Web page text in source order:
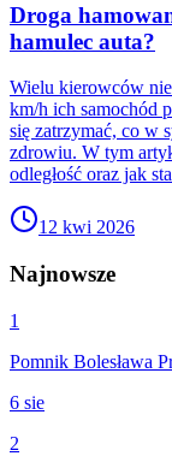
Droga
hamulec auta?
Wielu kierowców
km/h ich samochód
się zatrzymać, co w
zdrowiu. W tym
odległość oraz jak
12 kwi 2026
Najnowsze
1
Pomnik Bolesława
6 sie
2